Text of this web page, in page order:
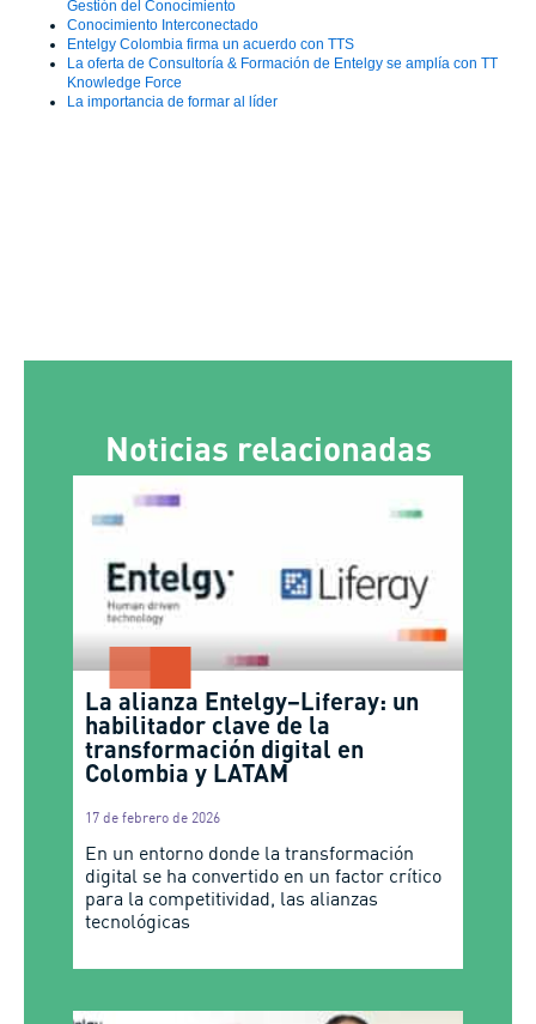
Gestión del Conocimiento
Conocimiento Interconectado
Entelgy Colombia firma un acuerdo con TTS
La oferta de Consultoría & Formación de Entelgy se amplía con TT
Knowledge Force
La importancia de formar al líder
Noticias relacionadas
La alianza Entelgy–Liferay: un
habilitador clave de la
transformación digital en
Colombia y LATAM
17 de febrero de 2026
En un entorno donde la transformación
digital se ha convertido en un factor crítico
para la competitividad, las alianzas
tecnológicas